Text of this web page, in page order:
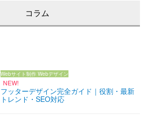
コラム
Webサイト制作 Webデザイン
NEW!
フッターデザイン完全ガイド｜役割・最新
トレンド・SEO対応